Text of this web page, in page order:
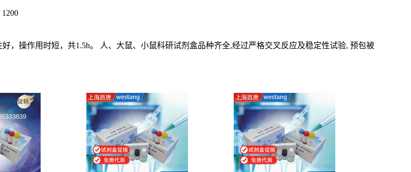
，操作用时短，共1.5h。 人、大鼠、小鼠科研试剂盒品种齐全,经过严格交叉反应及稳定性试验, 预包被